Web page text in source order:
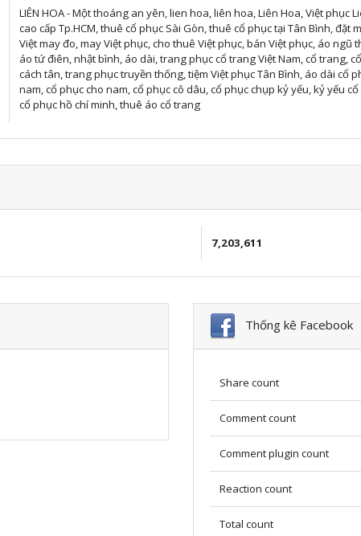
LIÊN HOA - Một thoáng an yên, lien hoa, liên hoa, Liên Hoa, Việt phục
cao cấp Tp.HCM, thuê cổ phục Sài Gòn, thuê cổ phục tại Tân Bình, đặt
Việt may đo, may Việt phục, cho thuê Việt phục, bán Việt phục, áo
áo tứ điên, nhật bình, áo dài, trang phục cổ trang Việt Nam, cổ trang,
cách tân, trang phục truyền thống, tiệm Việt phục Tân Bình, áo dài cổ
nam, cổ phục cho nam, cổ phục cô dâu, cổ phục chụp kỷ yếu, kỷ yếu
cổ phục hồ chí minh, thuê áo cổ trang
7,203,611
Thống kê Facebook
Share count
Comment count
Comment plugin count
Reaction count
Total count